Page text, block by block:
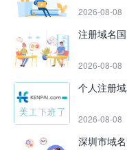
2026-08-08
注册域名
2026-08-08
个人注册
2026-08-08
深圳市域